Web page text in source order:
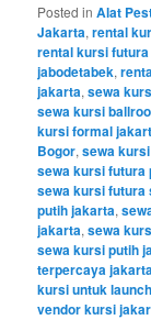
Posted in Alat
Jakarta,rental
rental kursi
jabodetabek,
jakarta,sewa
sewa kursi
kursi formal
Bogor,sewa
sewa kursi futura
sewa kursi futura
putih jakarta,
jakarta,sewa
sewa kursi putih
terpercaya
kursi untuk
vendor kursi